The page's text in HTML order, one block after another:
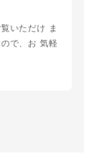
いただけ ま
で、お 気軽